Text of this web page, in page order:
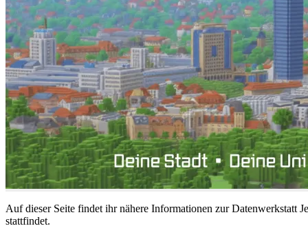
Auf dieser Seite findet ihr nähere Informationen zur Datenwerkstatt
stattfindet.